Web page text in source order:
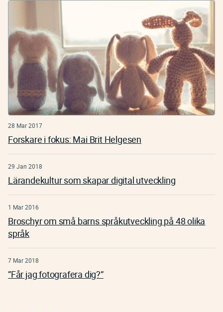
28 Mar 2017
Forskare i fokus: Mai Brit Helgesen
29 Jan 2018
Lärandekultur som skapar digital utveckling
1 Mar 2016
Broschyr om små barns språkutveckling på 48 olika
språk
7 Mar 2018
”Får jag fotografera dig?”